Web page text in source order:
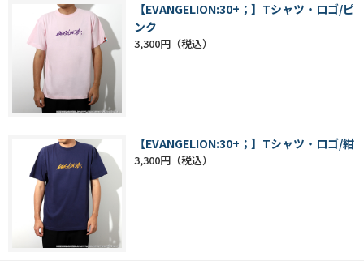
【EVANGELION:30+；】Tシャツ・ロゴ/ピ
ンク
3,300円
【EVANGELION:30+；】Tシャツ・ロゴ/紺
3,300円